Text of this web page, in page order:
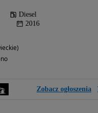
Diesel
2016
Zobacz ogłoszenia